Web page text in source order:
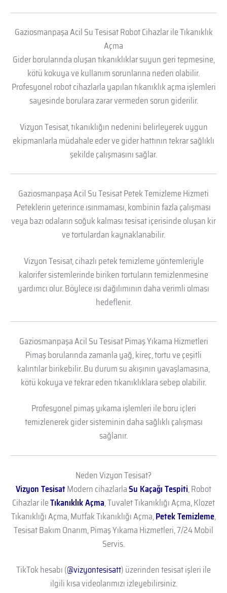
Gaziosmanpaşa Acil Su Tesisat Robot Cihazlar ile Tıkanıklık
Açma
Gider borularında oluşan tıkanıklıklar suyun geri tepmesine,
kötü kokuya ve kullanım sorunlarına neden olabilir.
Profesyonel robot cihazlarla yapılan tıkanıklık açma işlemleri
sayesinde borulara zarar vermeden sorun giderilir.
Vizyon Tesisat, tıkanıklığın nedenini belirleyerek uygun
ekipmanlarla müdahale eder ve gider hattının tekrar sağlıklı
şekilde çalışmasını sağlar.
Gaziosmanpaşa Acil Su Tesisat Petek Temizleme Hizmeti
Peteklerin yeterince ısınmaması, kombinin fazla çalışması
veya bazı odaların soğuk kalması tesisat içerisinde oluşan kir
ve tortulardan kaynaklanabilir.
Vizyon Tesisat, cihazlı petek temizleme yöntemleriyle
kalorifer sistemlerinde biriken tortuların temizlenmesine
yardımcı olur. Böylece ısı dağılımının daha verimli olması
hedeflenir.
Gaziosmanpaşa Acil Su Tesisat Pimaş Yıkama Hizmetleri
Pimaş borularında zamanla yağ, kireç, tortu ve çeşitli
kalıntılar birikebilir. Bu durum su akışının yavaşlamasına,
kötü kokuya ve tekrar eden tıkanıklıklara sebep olabilir.
Profesyonel pimaş yıkama işlemleri ile boru içleri
temizlenerek gider sisteminin daha sağlıklı çalışması
sağlanır.
Neden Vizyon Tesisat?
Vizyon TesisatModern cihazlarlaSu Kaçağı Tespiti, Robot
Cihazlar ileTıkanıklık Açma, Tuvalet Tıkanıklığı Açma, Klozet
Tıkanıklığı Açma, Mutfak Tıkanıklığı Açma,Petek Temizleme,
Tesisat Bakım Onarım, Pimaş Yıkama Hizmetleri, 7/24 Mobil
Servis.
TikTok hesabı (@vizyontesisatt) üzerinden tesisat işleri ile
ilgili kısa videolarımızı izleyebilirsiniz.